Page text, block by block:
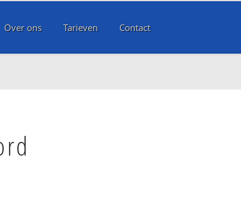
Over ons Tarieven Contact